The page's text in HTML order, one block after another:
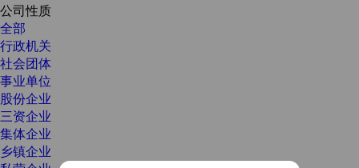
公司性质
全部
行政机关
社会团体
事业单位
股份企业
三资企业
集体企业
乡镇企业